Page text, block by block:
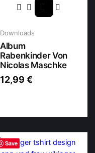
Downloads
Album
Rabenkinder Von
Nicolas Maschke
12,99 €
Save